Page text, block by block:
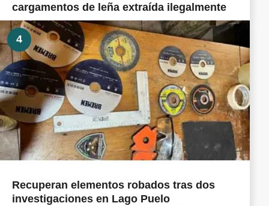
cargamentos de leña extraída ilegalmente
4
Recuperan elementos robados tras dos
investigaciones en Lago Puelo